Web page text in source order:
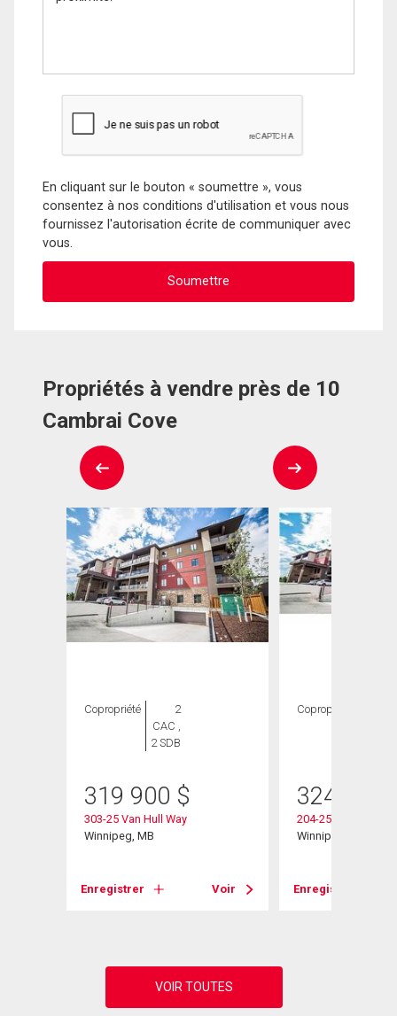
En cliquant sur le bouton « soumettre », vous
consentez à nos conditions d'utilisation et vous nous
fournissez l'autorisation écrite de communiquer avec
vous.
Propriétés à vendre près de 10
Cambrai Cove
Copropriété
2
CAC ,
2 SDB
319 900 $
303-25 Van Hull Way
Winnipeg, MB
Enregistrer Voir
Copropriété
324 900
204-25 Van Hull
Winnipeg, MB
Enregistrer